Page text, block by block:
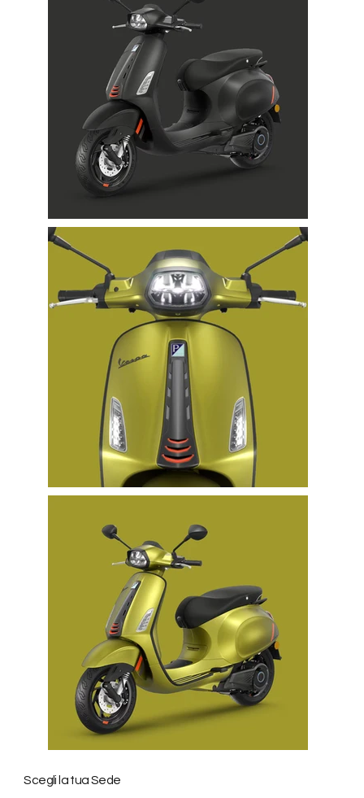
$100M+
Clients’ Income during the Last Quarter
Business Partners in over 30 Countries
Years of Experience
Scegli la tua Sede